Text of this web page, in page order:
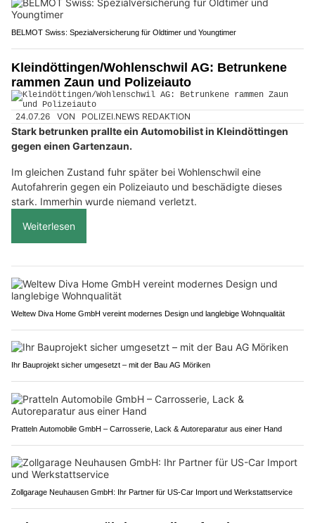
BELMOT Swiss: Spezialversicherung für Oldtimer und Youngtimer
Kleindöttingen/Wohlenschwil AG: Betrunkene
rammen Zaun und Polizeiauto
24.07.26 VON POLIZEI.NEWS REDAKTION
Stark betrunken prallte ein Automobilist in Kleindöttingen
gegen einen Gartenzaun.
Im gleichen Zustand fuhr später bei Wohlenschwil eine
Autofahrerin gegen ein Polizeiauto und beschädigte dieses
stark. Immerhin wurde niemand verletzt.
Weiterlesen
Weltew Diva Home GmbH vereint modernes Design und langlebige Wohnqualität
Ihr Bauprojekt sicher umgesetzt – mit der Bau AG Möriken
Pratteln Automobile GmbH – Carrosserie, Lack & Autoreparatur aus einer Hand
Zollgarage Neuhausen GmbH: Ihr Partner für US-Car Import und Werkstattservice